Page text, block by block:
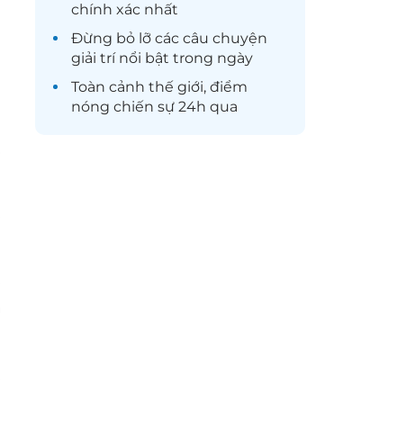
chính xác nhất
Đừng bỏ lỡ các câu chuyện
giải trínổi bật trong ngày
Toàn cảnh thế giới, điểm
nóng chiến sự 24h qua